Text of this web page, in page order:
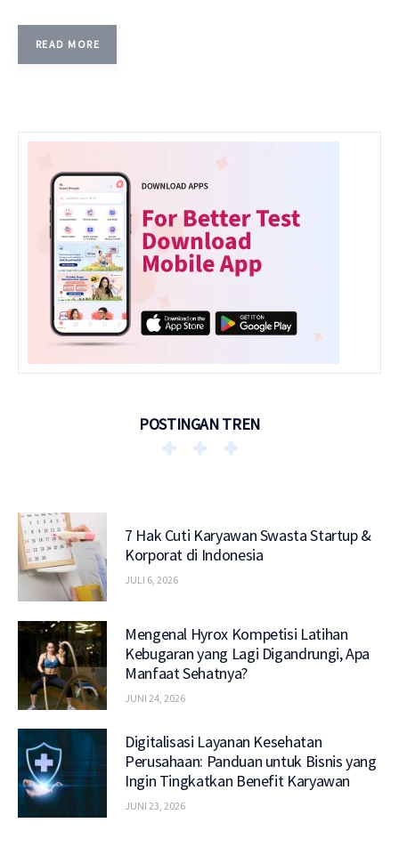
READ MORE
POSTINGAN TREN
7 Hak Cuti Karyawan Swasta Startup &
Korporat di Indonesia
JULI 6, 2026
Mengenal Hyrox Kompetisi Latihan
Kebugaran yang Lagi Digandrungi, Apa
Manfaat Sehatnya?
JUNI 24, 2026
Digitalisasi Layanan Kesehatan
Perusahaan: Panduan untuk Bisnis yang
Ingin Tingkatkan Benefit Karyawan
JUNI 23, 2026